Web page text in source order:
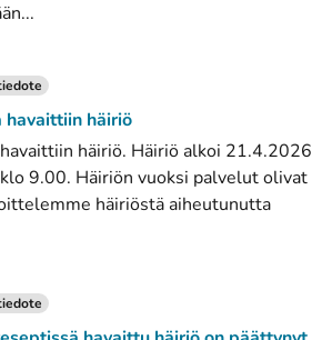
häiriö
häiriö. Häiriö alkoi 21.4.2026
9.00. Häiriön vuoksi palvelut olivat
häiriöstä aiheutunutta